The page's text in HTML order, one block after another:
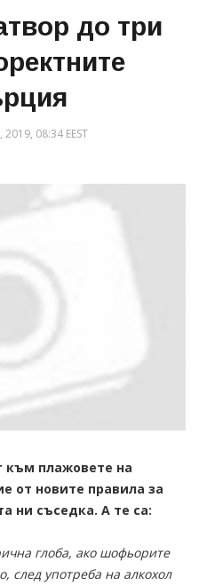
до три
08:34 EEST
към плажовете на
от новите правила за
ни съседка. А те са:
глоба, ако шофьорите
след употреба на алкохол